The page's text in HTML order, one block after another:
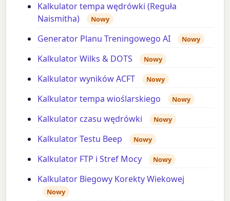
Kalkulator tempa wędrówki (Reguła
Naismitha)
Nowy
Generator Planu Treningowego AI Nowy
Kalkulator Wilks & DOTS Nowy
Kalkulator wyników ACFT Nowy
Kalkulator tempa wioślarskiego Nowy
Kalkulator czasu wędrówki Nowy
Kalkulator Testu Beep Nowy
Kalkulator FTP i Stref Mocy Nowy
Kalkulator Biegowy Korekty Wiekowej
Nowy